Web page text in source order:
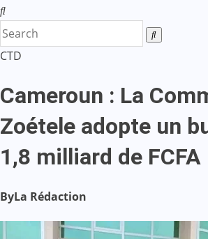
CTD
Cameroun : La
Zoétele adopte un
1,8 milliard de FCFA
ByLa Rédaction